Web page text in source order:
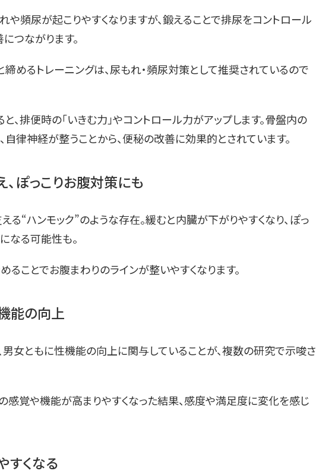
や頻尿が起こりやすくなりますが、鍛えることで排尿をコントロール
つながります。
めるトレーニングは、尿もれ・頻尿対策として推奨されているので
、排便時の「いきむ力」やコントロール力がアップします。骨盤内の
律神経が整うことから、便秘の改善に効果的とされています。
ぽっこりお腹対策にも
“ハンモック”のような存在。緩むと内臓が下がりやすくなり、ぽっ
なる可能性も。
ことでお腹まわりのラインが整いやすくなります。
能の向上
男女ともに性機能の向上に関与していることが、複数の研究で示唆さ
感覚や機能が高まりやすくなった結果、感度や満足度に変化を感じ
くなる